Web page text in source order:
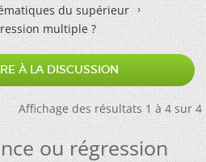
du supérieur
multiple ?
À LA DISCUSSION
Affichage des résultats 1 à 4 sur 4
ou régression